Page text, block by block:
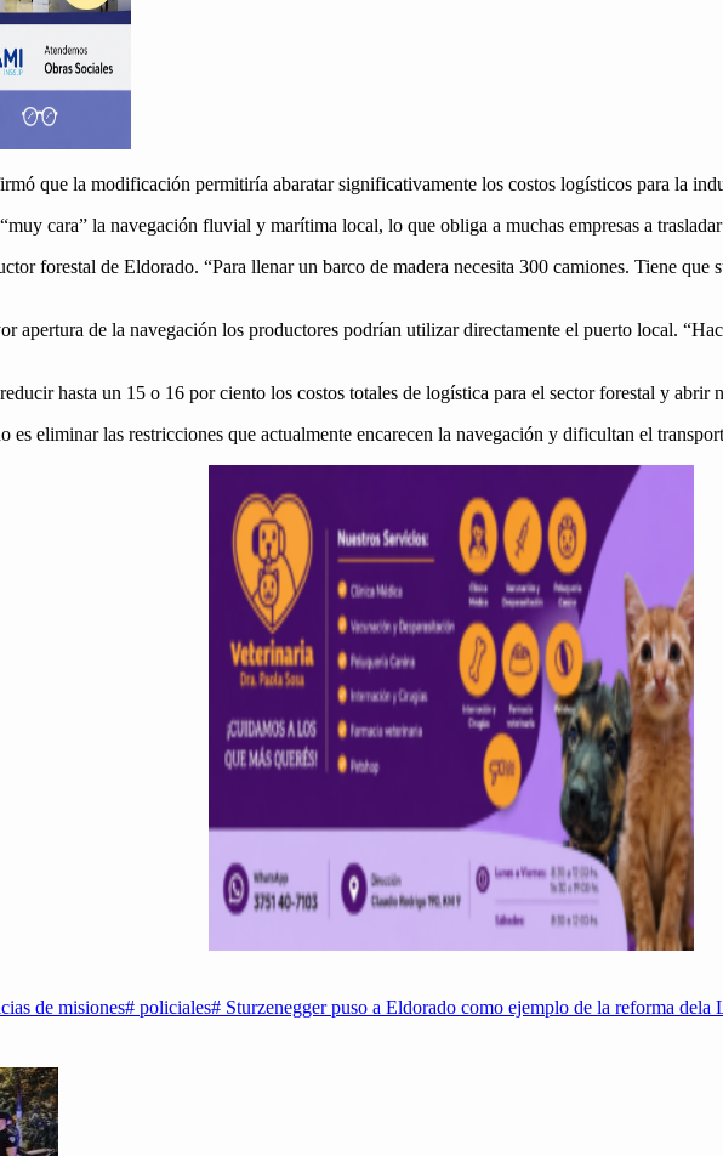
que la mod­i­fi­cación per­mi­tiría abaratar sig­ni­fica­ti­va­mente los cos­tos logís­ti­cos para la
cara” la nave­gación flu­vial y marí­ti­ma local, lo que obliga a muchas empre­sas a
fore­stal de Eldo­ra­do. “Para llenar un bar­co de madera nece­si­ta 300 camiones. Tiene
aper­tu­ra de la nave­gación los pro­duc­tores podrían uti­lizar direc­ta­mente el puer­to local.
has­ta un 15 o 16 por cien­to los cos­tos totales de logís­ti­ca para el sec­tor fore­stal y
elim­i­nar las restric­ciones que actual­mente encar­e­cen la nave­gación y difi­cul­tan el
de misiones# policiales# Sturzenegger puso a Eldorado como ejemplo de la reforma dela